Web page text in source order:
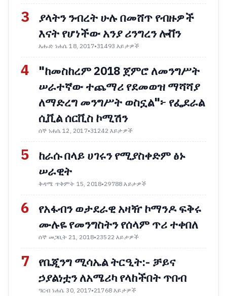
3
ያላትን ንብረት ሁሉ በመሸጥ የብዙዎች
እናት የሆነችው አንያ ሪንግረን ሎቨን
እሑድ ነሐሴ 18, 2017•31493 እይታዎች
4
"ከመስከረም 2018 ጀምሮ ለመንግሥት
ሠራተኛው ተጨማሪ የደመወዝ ማሻሻያ
ለማድረግ መንግሥት ወስኗል"፦ የፌደራል
ሲቪል ሰርቪስ ኮሚሽን
ሰኞ ነሐሴ 12, 2017•31242 እይታዎች
5
ከራሱ በላይ ሀገሩን የሚያስቀድም ፅኑ
ሠራዊት
ቅዳሜ ጥቅምት 15, 2018•29788 እይታዎች
6
የአፋብን ወታደራዊ አዛዥ ኮማንዶ ፍቅሩ
ሙሉዬ የመንግስትን የሰላም ጥሪ ተቀበለ
ሰኞ መጋቢት 21, 2018•23522 እይታዎች
7
የቤጂንግ ሚሳኤል ትርዒት:- ቻይና
ኃያልነቷን ለአሜሪካ የላከችበት ጥበብ
ዓርብ ነሐሴ 30, 2017•21768 እይታዎች